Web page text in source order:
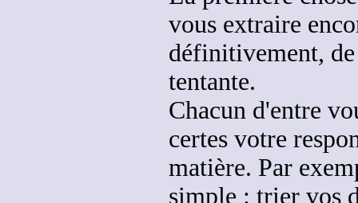
vous extraire
définitivement,
tentante.
Chacun d'entre
certes votre
matière. Par
simple : trier vos